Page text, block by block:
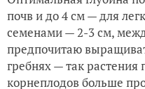
почв и до 4 см — для
семенами — 2-3 см,
предпочитаю
гребнях — так растения
корнеплодов больше